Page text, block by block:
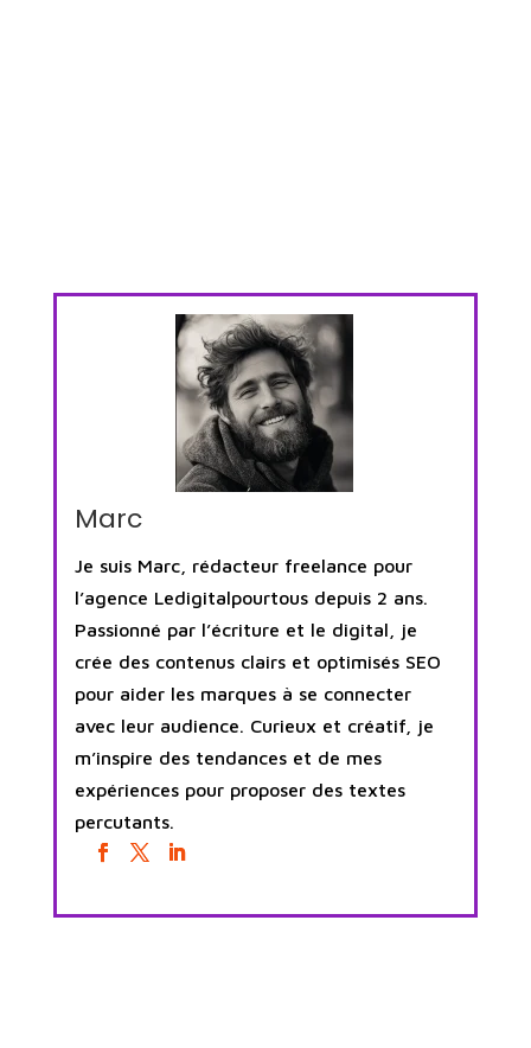
Marc
Je suis Marc, rédacteur freelance pour
l’agence Ledigitalpourtous depuis 2 ans.
Passionné par l’écriture et le digital, je
crée des contenus clairs et optimisés SEO
pour aider les marques à se connecter
avec leur audience. Curieux et créatif, je
m’inspire des tendances et de mes
expériences pour proposer des textes
percutants.